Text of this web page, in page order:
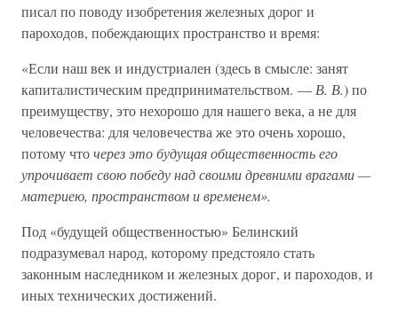
писал по поводу изобретения железных дорог и
пароходов, побеждающих пространство и время:
«Если наш век и индустриален (здесь в смысле: занят
капиталистическим предпринимательством. — В. В.) по
преимуществу, это нехорошо для нашего века, а не для
человечества: для человечества же это очень хорошо,
потому чточерез это будущая общественность его
упрочивает свою победу над своими древними врагами —
материею, пространством и временем».
Под «будущей общественностью» Белинский
подразумевал народ, которому предстояло стать
законным наследником и железных дорог, и пароходов, и
иных технических достижений.